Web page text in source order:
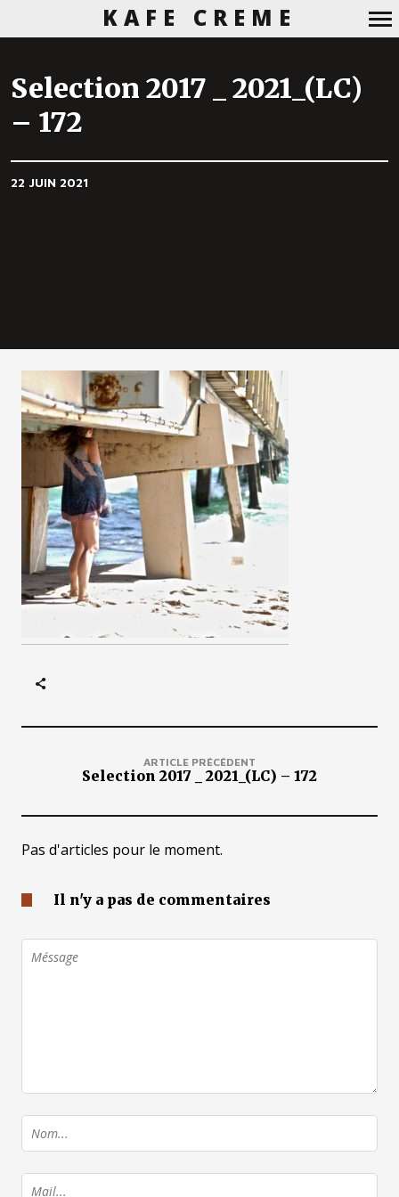
principale
KAFE CREME
Selection 2017 _ 2021_(LC)
– 172
22 JUIN 2021
ARTICLE PRÉCÉDENT
Selection 2017 _ 2021_(LC) – 172
Pas d'articles pour le moment.
Il n'y a pas de commentaires